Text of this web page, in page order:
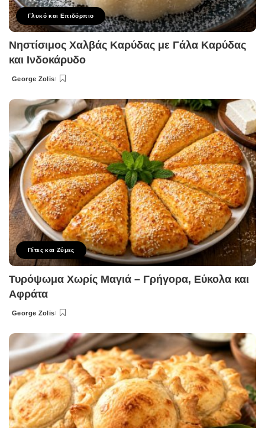
Γλυκό και Επιδόρπιο
Νηστίσιμος Χαλβάς Καρύδας με Γάλα Καρύδας
και Ινδοκάρυδο
Posted
George Zolis
Πίτες και Ζύμες
Τυρόψωμα Χωρίς Μαγιά – Γρήγορα, Εύκολα και
Αφράτα
Posted
George Zolis